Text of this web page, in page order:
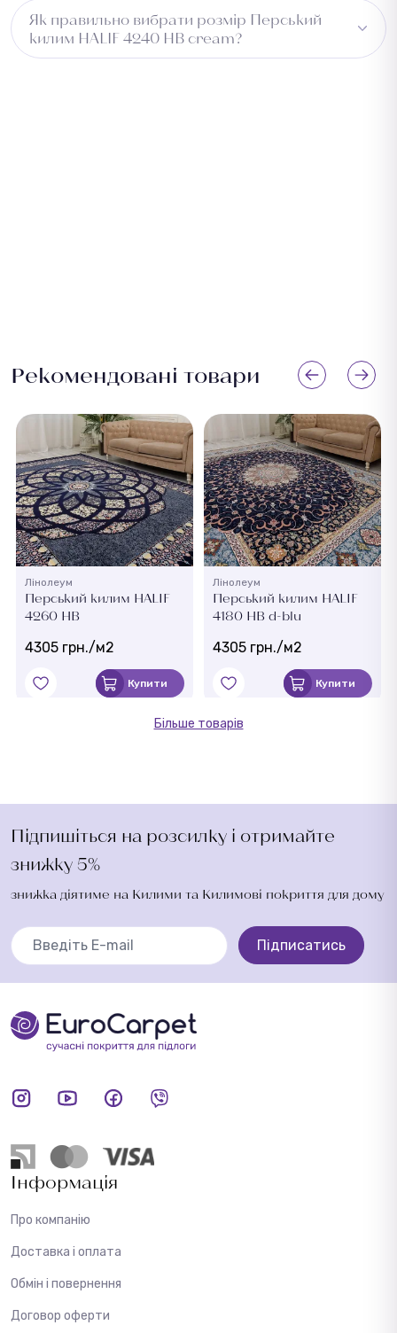
Як правильно вибрати розмір Перський
килим HALIF 4240 HB cream?
Рекомендовані товари
Лінолеум
Перський килим HALIF
4260 HB
4305 грн./м2
Купити
Лінолеум
Перський килим HALIF
4180 HB d-blu
4305 грн./м2
Купити
Більше товарів
Підпишіться на розсилку і отримайте
знижку 5%
знижка діятиме на Килими та Килимові покриття для дому
Підписатись
Інформація
Про компанію
Доставка і оплата
Обмін і повернення
Договор оферти